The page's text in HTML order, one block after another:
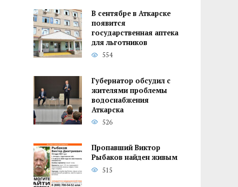
В сентябре в Аткарске
появится
государственная аптека
для льготников
554
Губернатор обсудил с
жителями проблемы
водоснабжения
Аткарска
526
Пропавший Виктор
Рыбаков найден живым
515